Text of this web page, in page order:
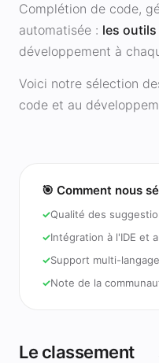
Complétion de code,
automatisée : les
développement à
Voici notre sélection
code et au
🎯 Comment nous
Qualité des
Intégration à l'IDE et
Support multi-
Note de la
Le classement